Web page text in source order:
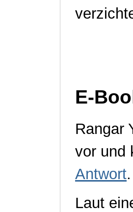
E-
Rangar
vor und
Antwort.
Laut